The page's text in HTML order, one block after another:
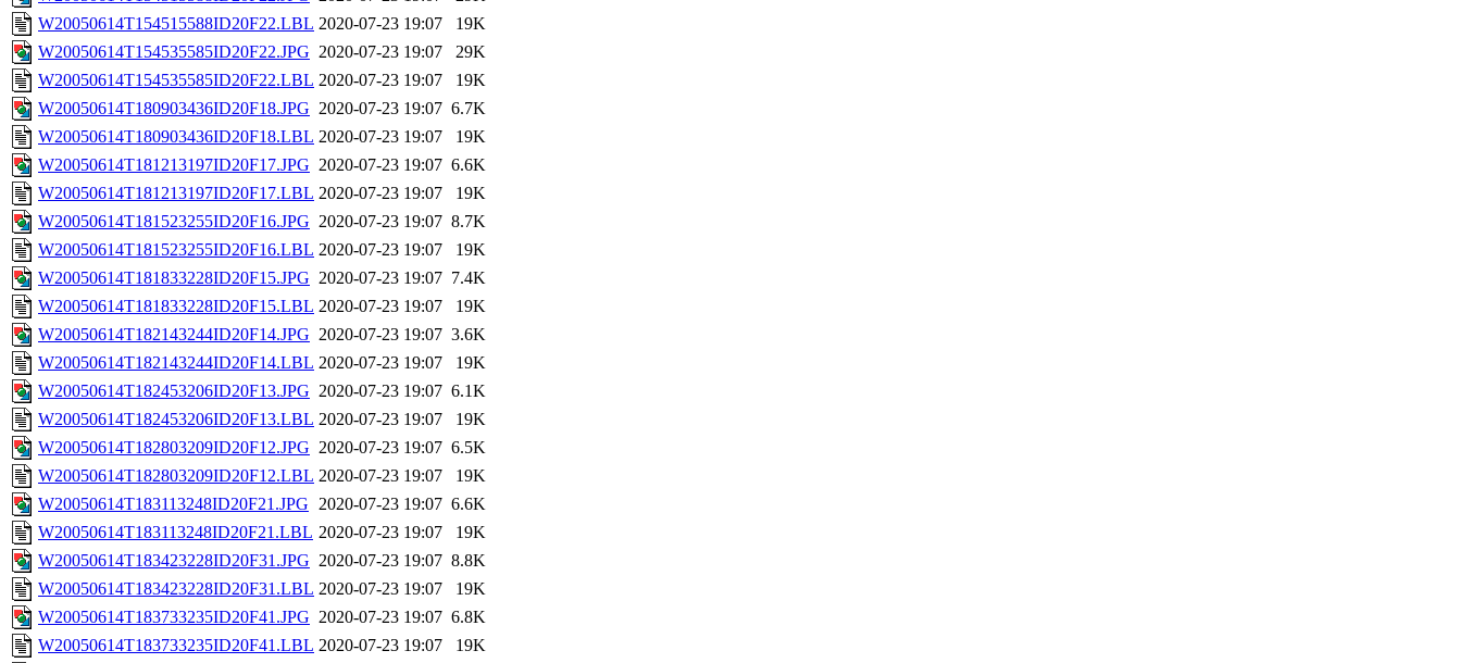
W20050614T154515588ID20F22.LBL 2020-07-23 19:07
19K
W20050614T154535585ID20F22.JPG 2020-07-23 19:07
29K
W20050614T154535585ID20F22.LBL 2020-07-23 19:07
19K
W20050614T180903436ID20F18.JPG 2020-07-23 19:07 6.7K
W20050614T180903436ID20F18.LBL 2020-07-23 19:07
19K
W20050614T181213197ID20F17.JPG 2020-07-23 19:07 6.6K
W20050614T181213197ID20F17.LBL 2020-07-23 19:07
19K
W20050614T181523255ID20F16.JPG 2020-07-23 19:07 8.7K
W20050614T181523255ID20F16.LBL 2020-07-23 19:07
19K
W20050614T181833228ID20F15.JPG 2020-07-23 19:07 7.4K
W20050614T181833228ID20F15.LBL 2020-07-23 19:07
19K
W20050614T182143244ID20F14.JPG 2020-07-23 19:07 3.6K
W20050614T182143244ID20F14.LBL 2020-07-23 19:07
19K
W20050614T182453206ID20F13.JPG 2020-07-23 19:07 6.1K
W20050614T182453206ID20F13.LBL 2020-07-23 19:07
19K
W20050614T182803209ID20F12.JPG 2020-07-23 19:07 6.5K
W20050614T182803209ID20F12.LBL 2020-07-23 19:07
19K
W20050614T183113248ID20F21.JPG 2020-07-23 19:07 6.6K
W20050614T183113248ID20F21.LBL 2020-07-23 19:07
19K
W20050614T183423228ID20F31.JPG 2020-07-23 19:07 8.8K
W20050614T183423228ID20F31.LBL 2020-07-23 19:07
19K
W20050614T183733235ID20F41.JPG 2020-07-23 19:07 6.8K
W20050614T183733235ID20F41.LBL 2020-07-23 19:07
19K